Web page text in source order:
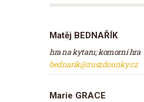
Matěj BEDNAŘÍK
hra na kytaru; komorní hra
bednarik@zuszdounky.cz
Marie GRACE